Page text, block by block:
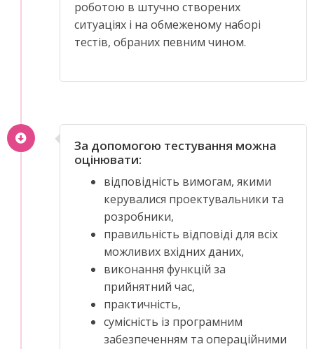
роботою в штучно створених
ситуаціях і на обмеженому наборі
тестів, обраних певним чином.
За допомогою тестування можна
оцінювати:
відповідність вимогам, якими
керувалися проектувальники та
розробники,
правильність відповіді для всіх
можливих вхідних даних,
виконання функцій за
прийнятний час,
практичність,
сумісність із програмним
забезпеченням та операційними